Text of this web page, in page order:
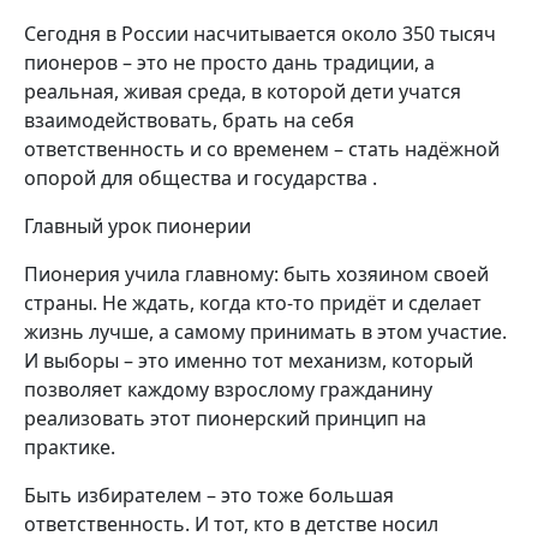
Сегодня в России насчитывается около 350 тысяч
пионеров – это не просто дань традиции, а
реальная, живая среда, в которой дети учатся
взаимодействовать, брать на себя
ответственность и со временем – стать надёжной
опорой для общества и государства .
Главный урок пионерии
Пионерия учила главному: быть хозяином своей
страны. Не ждать, когда кто-то придёт и сделает
жизнь лучше, а самому принимать в этом участие.
И выборы – это именно тот механизм, который
позволяет каждому взрослому гражданину
реализовать этот пионерский принцип на
практике.
Быть избирателем – это тоже большая
ответственность. И тот, кто в детстве носил